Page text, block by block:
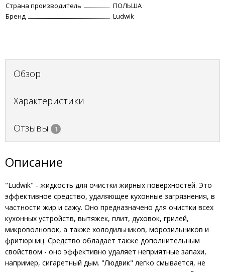
Страна производитель
ПОЛЬША
Бренд
Ludwik
Обзор
Характеристики
Отзывы 1
Описание
"Ludwik" - жидкость для очистки жирных поверхностей. Это
эффективное средство, удаляющее кухонные загрязнения, в
частности жир и сажу. Оно предназначено для очистки всех
кухонных устройств, вытяжек, плит, духовок, грилей,
микроволновок, а также холодильников, морозильников и
фритюрниц. Средство обладает также дополнительным
свойством - оно эффективно удаляет неприятные запахи,
например, сигаретный дым. "Людвик" легко смывается, не